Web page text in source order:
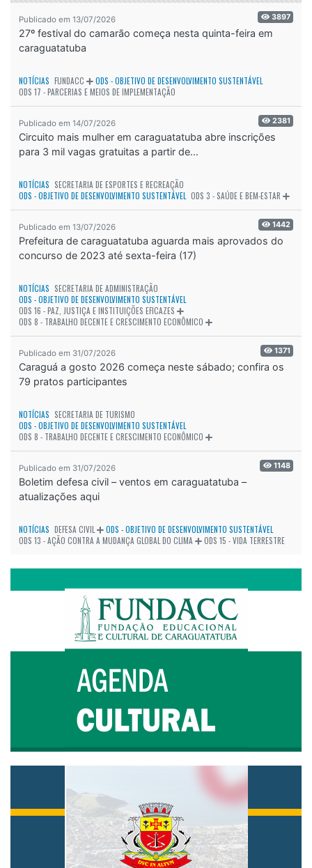
Publicado em 13/07/2026 3897
27º festival do camarão começa nesta quinta-feira em
caraguatatuba
NOTÍCIAS FUNDACC
ODS - OBJETIVO DE DESENVOLVIMENTO SUSTENTÁVEL
ODS 17 - PARCERIAS E MEIOS DE IMPLEMENTAÇÃO
Publicado em 14/07/2026 2381
Circuito mais mulher em caraguatatuba abre inscrições
para 3 mil vagas gratuitas a partir de...
NOTÍCIAS SECRETARIA DE ESPORTES E RECREAÇÃO
ODS - OBJETIVO DE DESENVOLVIMENTO SUSTENTÁVEL ODS 3 - SAÚDE E BEM-ESTAR
Publicado em 13/07/2026 1442
Prefeitura de caraguatatuba aguarda mais aprovados do
concurso de 2023 até sexta-feira (17)
NOTÍCIAS SECRETARIA DE ADMINISTRAÇÃO
ODS - OBJETIVO DE DESENVOLVIMENTO SUSTENTÁVEL
ODS 16 - PAZ, JUSTIÇA E INSTITUIÇÕES EFICAZES
ODS 8 - TRABALHO DECENTE E CRESCIMENTO ECONÔMICO
Publicado em 31/07/2026 1371
Caraguá a gosto 2026 começa neste sábado; confira os
79 pratos participantes
NOTÍCIAS SECRETARIA DE TURISMO
ODS - OBJETIVO DE DESENVOLVIMENTO SUSTENTÁVEL
ODS 8 - TRABALHO DECENTE E CRESCIMENTO ECONÔMICO
Publicado em 31/07/2026 1148
Boletim defesa civil – ventos em caraguatatuba –
atualizações aqui
NOTÍCIAS DEFESA CIVIL
ODS - OBJETIVO DE DESENVOLVIMENTO SUSTENTÁVEL
ODS 13 - AÇÃO CONTRA A MUDANÇA GLOBAL DO CLIMA
ODS 15 - VIDA TERRESTRE